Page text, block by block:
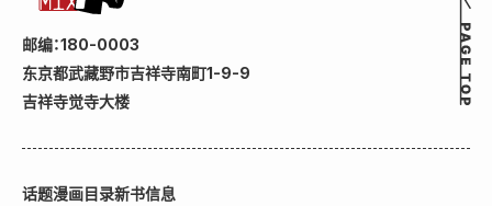
邮编：180-0003
东京都武藏野市吉祥寺南町1-9-9
吉祥寺觉寺大楼
话题漫画目录新书信息